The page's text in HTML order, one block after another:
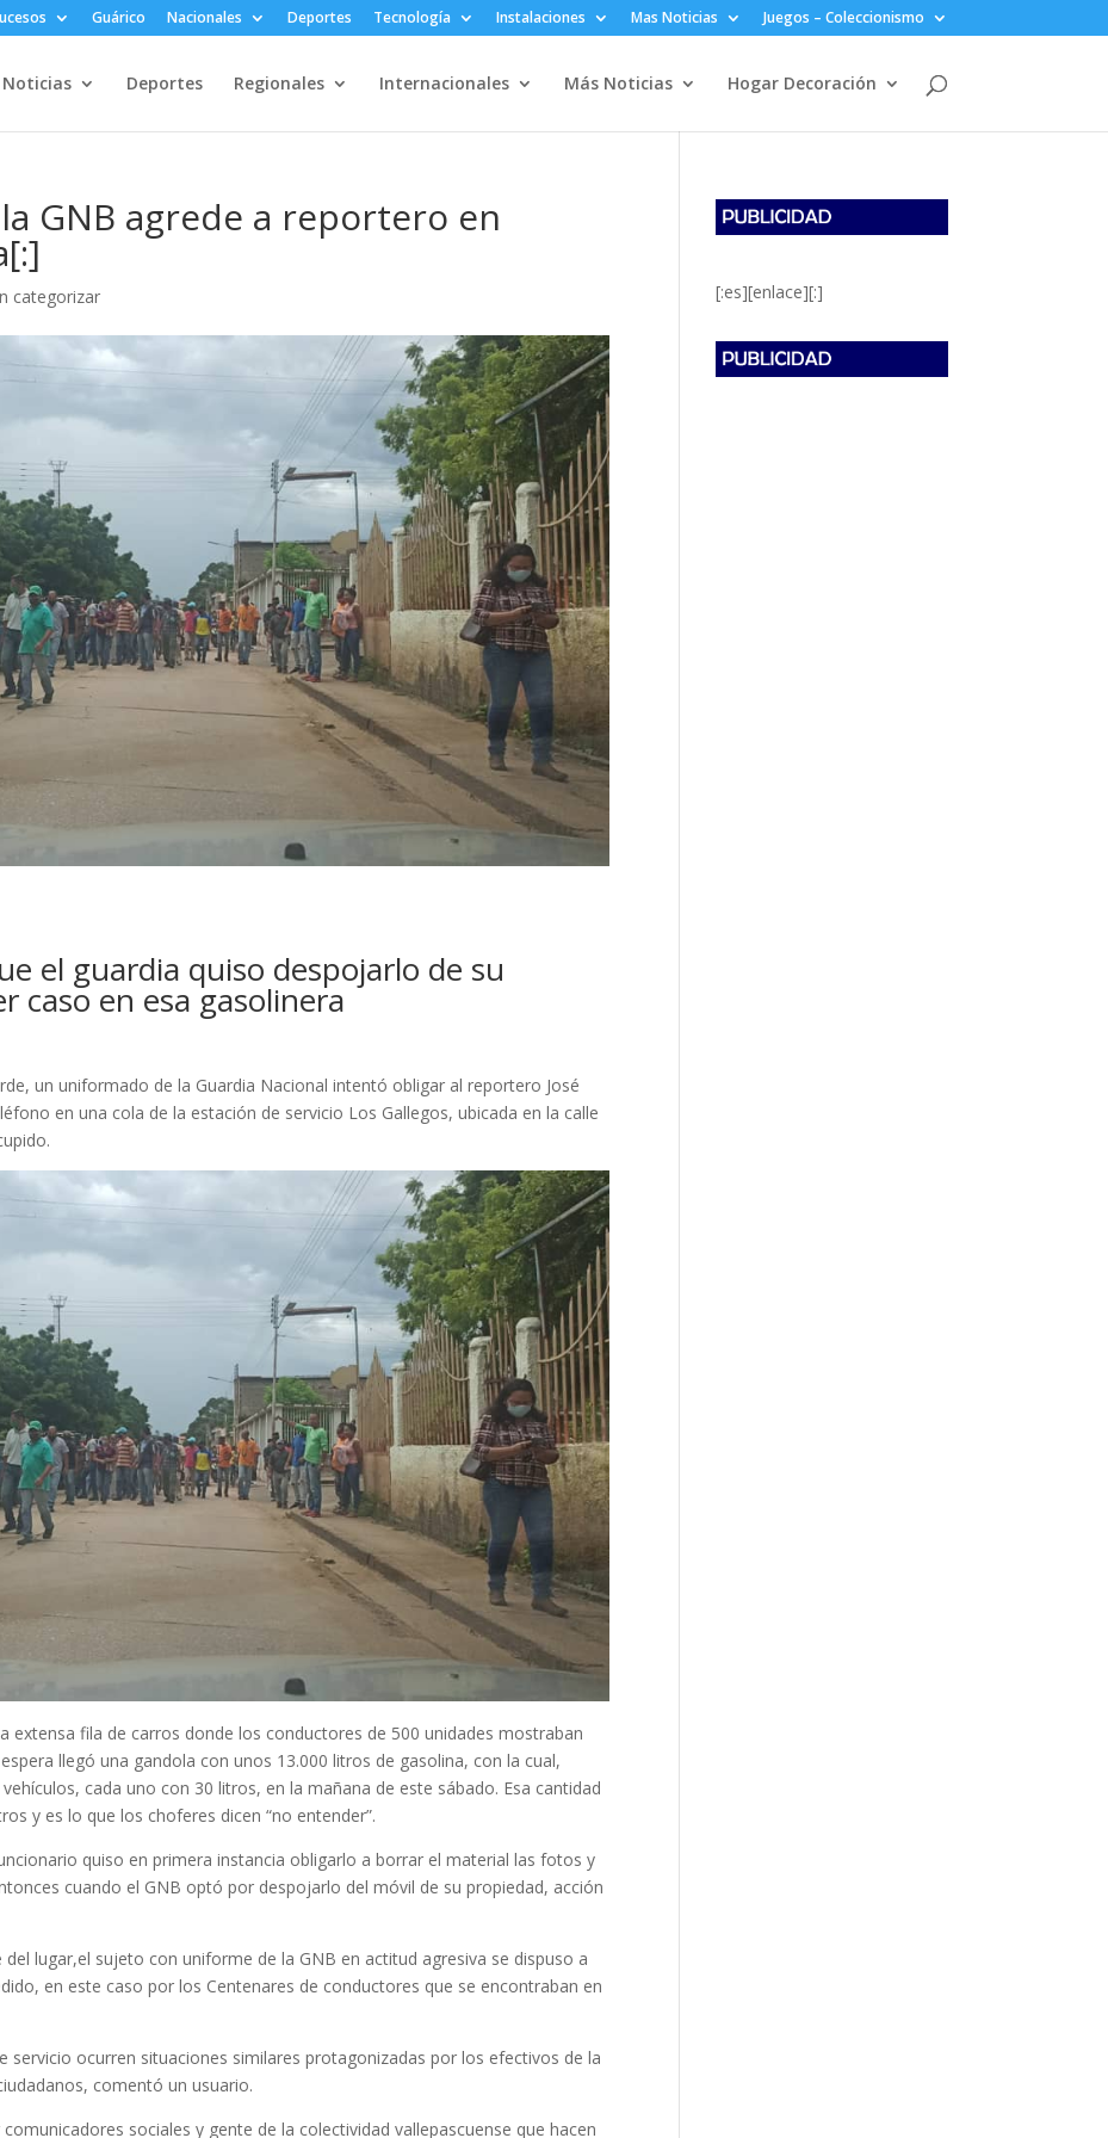
Guárico Nacionales Deportes Tecnología Instalaciones Mas Noticias Juegos – Coleccionismo
Noticias Deportes Regionales Internacionales Más Noticias Hogar Decoración
GNB agrede a reportero en
categorizar
el guardia quiso despojarlo de su
caso en esa gasolinera
un uniformado de la Guardia Nacional intentó obligar al reportero José
en una cola de la estación de servicio Los Gallegos, ubicada en la calle
extensa fila de carros donde los conductores de 500 unidades mostraban
llegó una gandola con unos 13.000 litros de gasolina, con la cual,
cada uno con 30 litros, en la mañana de este sábado. Esa cantidad
y es lo que los choferes dicen “no entender”.
quiso en primera instancia obligarlo a borrar el material las fotos y
cuando el GNB optó por despojarlo del móvil de su propiedad, acción
lugar,el sujeto con uniforme de la GNB en actitud agresiva se dispuso a
en este caso por los Centenares de conductores que se encontraban en
servicio ocurren situaciones similares protagonizadas por los efectivos de la
comentó un usuario.
sociales y gente de la colectividad vallepascuense que hacen
[:es][enlace][:]